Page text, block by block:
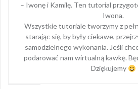
– Iwonę i Kamilę. Ten tutorial
Iwona.
Wszystkie tutoriale tworzymy z
starając się, by były ciekawe,
samodzielnego wykonania. Jeśli
podarować nam wirtualną kawkę.
Dziękujemy